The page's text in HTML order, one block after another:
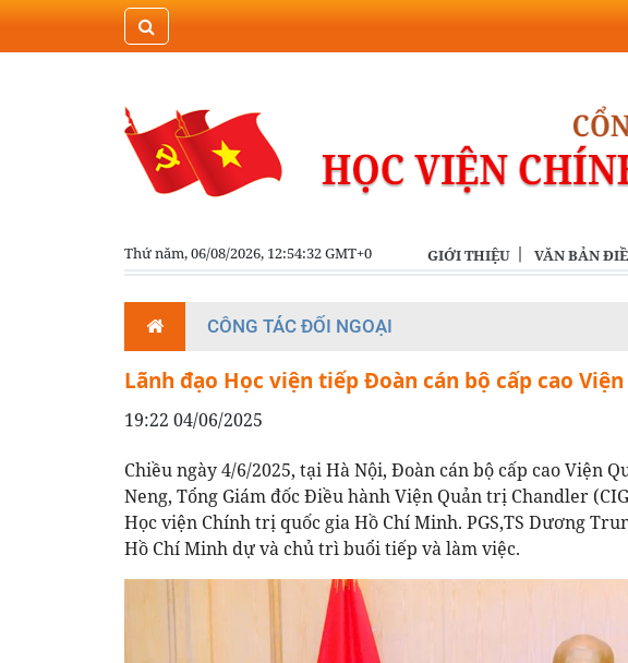
Thứ năm, 06/08/2026, 12:54:32 GMT+0 GIỚI THIỆU VĂN BẢN
CÔNG TÁC ĐỐI NGOẠI
Lãnh đạo Học viện tiếp Đoàn cán bộ cấp cao
19:22 04/06/2025
Chiều ngày 4/6/2025, tại Hà Nội, Đoàn cán bộ cấp cao Viện
Neng, Tổng Giám đốc Điều hành Viện Quản trị Chandler
Học viện Chính trị quốc gia Hồ Chí Minh. PGS,TS Dương
Hồ Chí Minh dự và chủ trì buổi tiếp và làm việc.